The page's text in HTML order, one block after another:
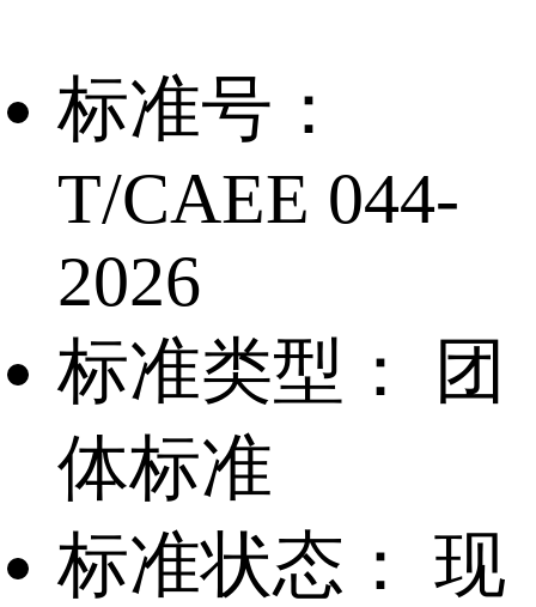
标准号：
T/CAEE 044-
2026
标准类型：
团
体标准
标准状态：
现